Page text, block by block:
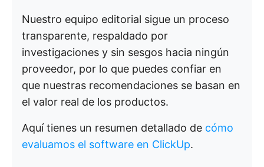
Nuestro equipo editorial sigue un proceso
transparente, respaldado por
investigaciones y sin sesgos hacia ningún
proveedor, por lo que puedes confiar en
que nuestras recomendaciones se basan en
el valor real de los productos.
Aquí tienes un resumen detallado de cómo
evaluamos el software en ClickUp.